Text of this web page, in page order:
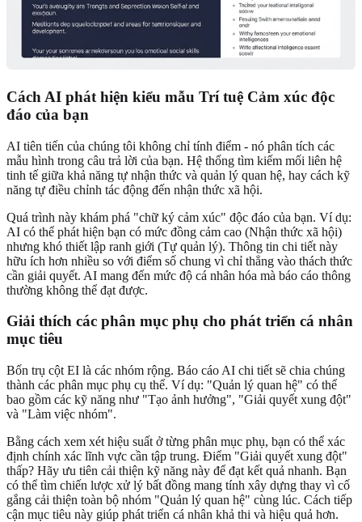
Cách AI phát hiện kiểu mẫu Trí tuệ Cảm xúc độc
đáo của bạn
AI tiên tiến của chúng tôi không chỉ tính điểm - nó phân tích các
mẫu hình trong câu trả lời của bạn. Hệ thống tìm kiếm mối liên hệ
tinh tế giữa khả năng tự nhận thức và quản lý quan hệ, hay cách kỹ
năng tự điều chỉnh tác động đến nhận thức xã hội.
Quá trình này khám phá "chữ ký cảm xúc" độc đáo của bạn. Ví dụ:
AI có thể phát hiện bạn có mức đồng cảm cao (Nhận thức xã hội)
nhưng khó thiết lập ranh giới (Tự quản lý). Thông tin chi tiết này
hữu ích hơn nhiều so với điểm số chung vì chỉ thẳng vào thách thức
cần giải quyết. AI mang đến mức độ cá nhân hóa mà báo cáo thông
thường không thể đạt được.
Giải thích các phân mục phụ cho phát triển cá nhân
mục tiêu
Bốn trụ cột EI là các nhóm rộng. Báo cáo AI chi tiết sẽ chia chúng
thành các phân mục phụ cụ thể. Ví dụ: "Quản lý quan hệ" có thể
bao gồm các kỹ năng như "Tạo ảnh hưởng", "Giải quyết xung đột"
và "Làm việc nhóm".
Bằng cách xem xét hiệu suất ở từng phân mục phụ, bạn có thể xác
định chính xác lĩnh vực cần tập trung. Điểm "Giải quyết xung đột"
thấp? Hãy ưu tiên cải thiện kỹ năng này để đạt kết quả nhanh. Bạn
có thể tìm chiến lược xử lý bất đồng mang tính xây dựng thay vì cố
gắng cải thiện toàn bộ nhóm "Quản lý quan hệ" cùng lúc. Cách tiếp
cận mục tiêu này giúp phát triển cá nhân khả thi và hiệu quả hơn.